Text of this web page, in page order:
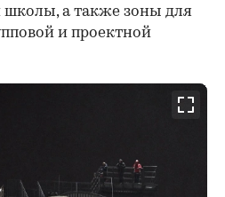
школы, а также зоны для
и проектной